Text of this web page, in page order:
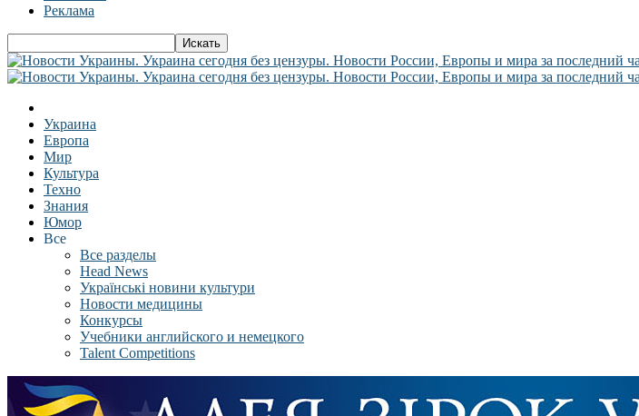
Реклама
Украина
Европа
Мир
Культура
Техно
Знания
Юмор
Все
Все разделы
Head News
Українські новини культури
Новости медицины
Конкурсы
Учебники английского и немецкого
Talent Competitions